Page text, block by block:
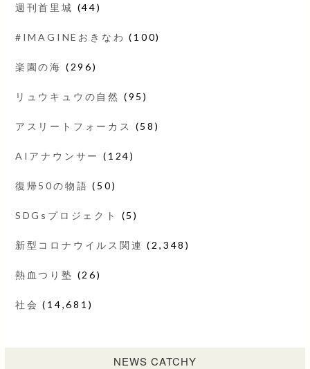
週刊首里城 (44)
#IMAGINEおきなわ (100)
楽園の海 (296)
リュウキュウの自然 (95)
アスリートフォーカス (58)
AIアナウンサー (124)
復帰50の物語 (50)
SDGsプロジェクト (5)
新型コロナウイルス関連 (2,348)
熱血つり塾 (26)
社会 (14,681)
NEWS CATCHY